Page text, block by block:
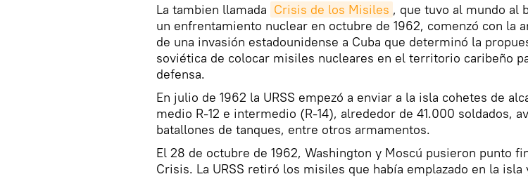
La tambien llamada Crisis de los Misiles , que tuvo al mundo al
un enfrentamiento nuclear en octubre de 1962, comenzó con la
de una invasión estadounidense a Cuba que determinó la
soviética de colocar misiles nucleares en el territorio caribeño
defensa.
En julio de 1962 la URSS empezó a enviar a la isla cohetes de
medio R-12 e intermedio (R-14), alrededor de 41.000 soldados,
batallones de tanques, entre otros armamentos.
El 28 de octubre de 1962, Washington y Moscú pusieron punto
Crisis. La URSS retiró los misiles que había emplazado en la isla